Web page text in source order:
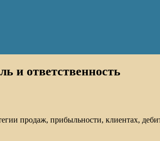
и ответственность
продаж, прибыльности, клиентах,